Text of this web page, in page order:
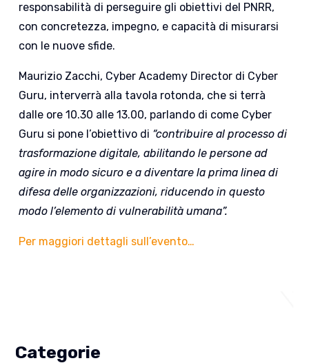
Categorie
responsabilità di perseguire gli obiettivi del PNRR,
con concretezza, impegno, e capacità di misurarsi
con le nuove sfide.
Maurizio Zacchi, Cyber Academy Director di Cyber
Guru, interverrà alla tavola rotonda, che si terrà
dalle ore 10.30 alle 13.00, parlando di come Cyber
Guru si pone l’obiettivo di “contribuire al processo di
trasformazione digitale, abilitando le persone ad
agire in modo sicuro e a diventare la prima linea di
difesa delle organizzazioni, riducendo in questo
modo l’elemento di vulnerabilità umana”.
Per maggiori dettagli sull’evento…